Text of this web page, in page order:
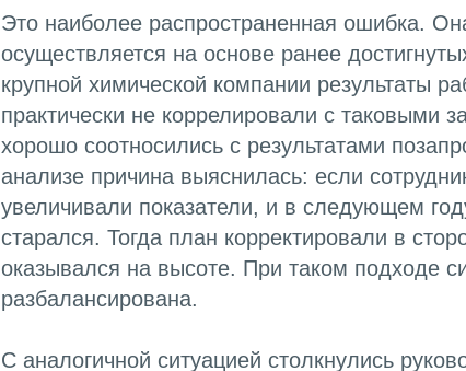
Это наиболее распространенная ошибка.
осуществляется на основе ранее
крупной химической компании результаты
практически не коррелировали с таковыми
хорошо соотносились с результатами
анализе причина выяснилась: если
увеличивали показатели, и в следующем
старался. Тогда план корректировали в
оказывался на высоте. При таком подходе
разбалансирована.
С аналогичной ситуацией столкнулись